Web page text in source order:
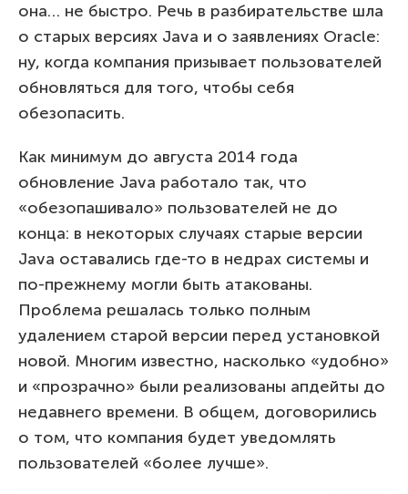
она… не быстро. Речь в разбирательстве шла
о старых версиях Java и о заявлениях Oracle:
ну, когда компания призывает пользователей
обновляться для того, чтобы себя
обезопасить.
Как минимум до августа 2014 года
обновление Java работало так, что
«обезопашивало» пользователей не до
конца: в некоторых случаях старые версии
Java оставались где-то в недрах системы и
по-прежнему могли быть атакованы.
Проблема решалась только полным
удалением старой версии перед установкой
новой. Многим известно, насколько «удобно»
и «прозрачно» были реализованы апдейты до
недавнего времени. В общем, договорились
о том, что компания будет уведомлять
пользователей «более лучше».